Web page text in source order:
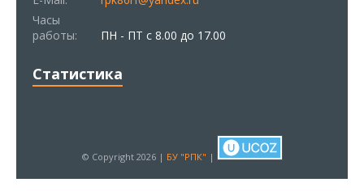
Часы
работы:
ПН - ПТ с 8.00 до 17.00
Статистика
© Copyright 2026 | БУ "РПК" |